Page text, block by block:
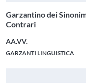
Garzantino dei
Contrari
AA.VV.
GARZANTI LINGUISTICA